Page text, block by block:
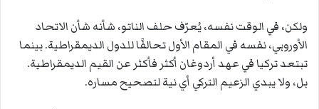
ولكن، في الوقت نفسه، يُعرّف حلف الناتو، شأنه شأن الاتحاد
الأوروبي، نفسه في المقام الأول تحالفًا للدول الديمقراطية. بينما
تبتعد تركيا في عهد أردوغان أكثر فأكثر عن القيم الديمقراطية.
بل، ولا يبدي الزعيم التركي أي نية لتصحيح مساره.